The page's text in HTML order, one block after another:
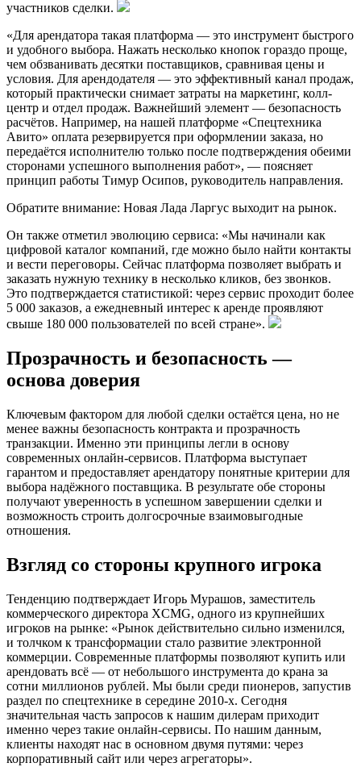
участников сделки.
«Для арендатора такая платформа — это инструмент быстрого
и удобного выбора. Нажать несколько кнопок гораздо проще,
чем обзванивать десятки поставщиков, сравнивая цены и
условия. Для арендодателя — это эффективный канал продаж,
который практически снимает затраты на маркетинг, колл-
центр и отдел продаж. Важнейший элемент — безопасность
расчётов. Например, на нашей платформе «Спецтехника
Авито» оплата резервируется при оформлении заказа, но
передаётся исполнителю только после подтверждения обеими
сторонами успешного выполнения работ», — поясняет
принцип работы Тимур Осипов, руководитель направления.
Обратите внимание: Новая Лада Ларгус выходит на рынок.
Он также отметил эволюцию сервиса: «Мы начинали как
цифровой каталог компаний, где можно было найти контакты
и вести переговоры. Сейчас платформа позволяет выбрать и
заказать нужную технику в несколько кликов, без звонков.
Это подтверждается статистикой: через сервис проходит более
5 000 заказов, а ежедневный интерес к аренде проявляют
свыше 180 000 пользователей по всей стране».
Прозрачность и безопасность —
основа доверия
Ключевым фактором для любой сделки остаётся цена, но не
менее важны безопасность контракта и прозрачность
транзакции. Именно эти принципы легли в основу
современных онлайн-сервисов. Платформа выступает
гарантом и предоставляет арендатору понятные критерии для
выбора надёжного поставщика. В результате обе стороны
получают уверенность в успешном завершении сделки и
возможность строить долгосрочные взаимовыгодные
отношения.
Взгляд со стороны крупного игрока
Тенденцию подтверждает Игорь Мурашов, заместитель
коммерческого директора XCMG, одного из крупнейших
игроков на рынке: «Рынок действительно сильно изменился,
и толчком к трансформации стало развитие электронной
коммерции. Современные платформы позволяют купить или
арендовать всё — от небольшого инструмента до крана за
сотни миллионов рублей. Мы были среди пионеров, запустив
раздел по спецтехнике в середине 2010-х. Сегодня
значительная часть запросов к нашим дилерам приходит
именно через такие онлайн-сервисы. По нашим данным,
клиенты находят нас в основном двумя путями: через
корпоративный сайт или через агрегаторы».